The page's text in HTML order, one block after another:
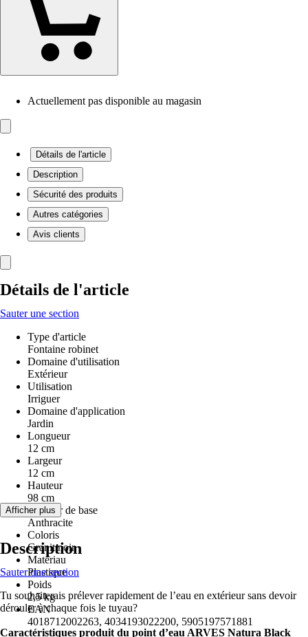
Actuellement pas disponible au magasin
Détails de l'article
Description
Sécurité des produits
Autres catégories
Avis clients
Détails de l'article
Sauter une section
Type d'article
Fontaine robinet
Domaine d'utilisation
Extérieur
Utilisation
Irriguer
Domaine d'application
Jardin
Longueur
12 cm
Largeur
12 cm
Hauteur
98 cm
Couleur de base
Anthracite
Coloris
Granit noir
Matériau
Plastique
Poids
2,5 kg
EAN
4018712002263, 4034193022200, 5905197571881
Afficher plus
Description
Sauter une section
Tu souhaiterais prélever rapidement de l’eau en extérieur sans devoir
dérouler à chaque fois le tuyau?
Caractéristiques produit du point d’eau ARVES Natura Black